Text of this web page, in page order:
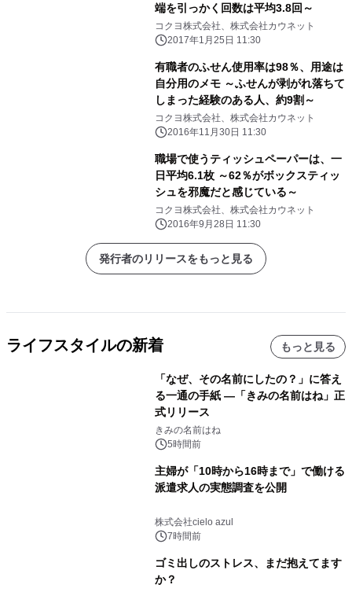
端を引っかく回数は平均3.8回～
コクヨ株式会社、株式会社カウネット
2017年1月25日 11:30
有職者のふせん使用率は98％、用途は
自分用のメモ ～ふせんが剥がれ落ちて
しまった経験のある人、約9割～
コクヨ株式会社、株式会社カウネット
2016年11月30日 11:30
職場で使うティッシュペーパーは、一
日平均6.1枚 ～62％がボックスティッ
シュを邪魔だと感じている～
コクヨ株式会社、株式会社カウネット
2016年9月28日 11:30
発行者のリリースをもっと見る
ライフスタイルの新着 もっと見る
「なぜ、その名前にしたの？」に答え
る一通の手紙 ―「きみの名前はね」正
式リリース
きみの名前はね
5時間前
主婦が「10時から16時まで」で働ける
派遣求人の実態調査を公開
株式会社cielo azul
7時間前
ゴミ出しのストレス、まだ抱えてます
か？